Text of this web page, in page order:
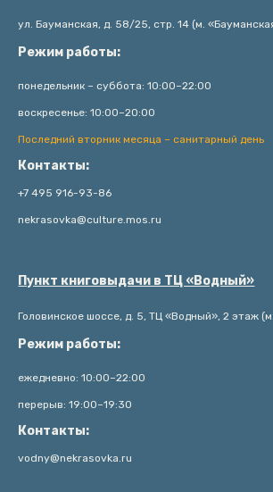
ул. Бауманская, д. 58/25, стр. 14 (м.
Режим работы:
понедельник – суббота: 10:00–22:00
воскресенье: 10:00–20:00
Последний вторник месяца – санитарный день
Контакты:
+7 495 916-93-86
nekrasovka@culture.mos.ru
Пункт книговыдачи в ТЦ «Водный»
Головинское шоссе, д. 5, ТЦ «Водный», 2 этаж
Режим работы:
ежедневно: 10:00–22:00
перерыв: 19:00–19:30
Контакты:
vodny@nekrasovka.ru